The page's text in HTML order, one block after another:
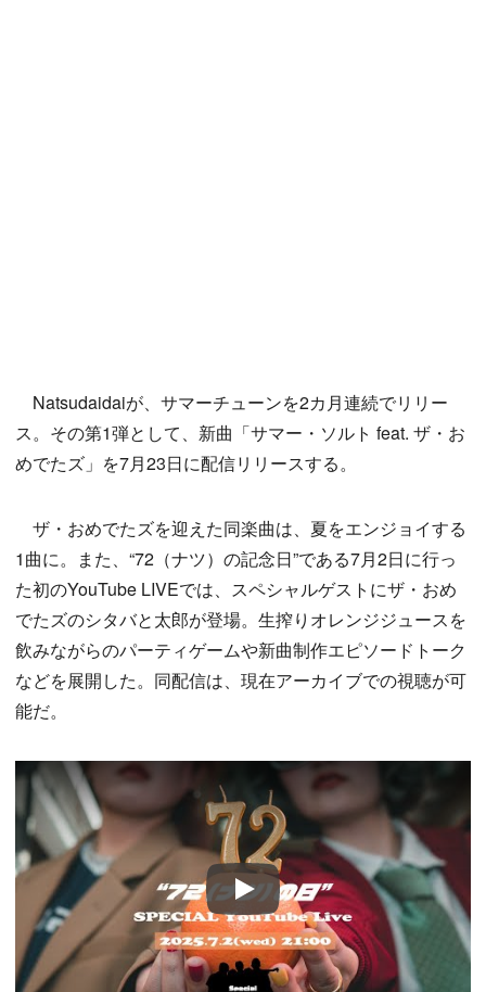
Natsudaidaiが、サマーチューンを2カ月連続でリリー
ス。その第1弾として、新曲「サマー・ソルト feat. ザ・お
めでたズ」を7月23日に配信リリースする。
ザ・おめでたズを迎えた同楽曲は、夏をエンジョイする
1曲に。また、“72（ナツ）の記念日”である7月2日に行っ
た初のYouTube LIVEでは、スペシャルゲストにザ・おめ
でたズのシタバと太郎が登場。生搾りオレンジジュースを
飲みながらのパーティゲームや新曲制作エピソードトーク
などを展開した。同配信は、現在アーカイブでの視聴が可
能だ。
Play